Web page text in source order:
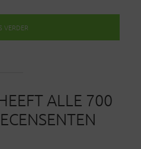
VERDER
ALLE 700